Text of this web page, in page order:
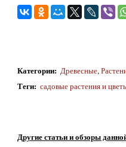
Категории: Древесные,
Теги: садовые растения и
Другие статьи и обзоры